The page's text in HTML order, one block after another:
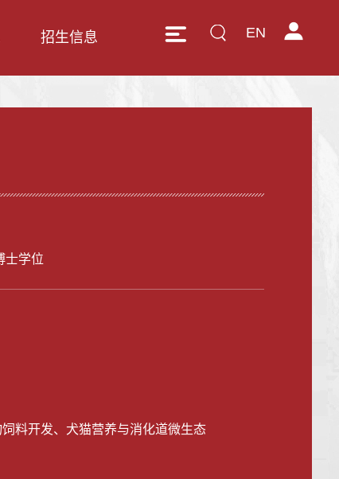
EN
招生信息
士学位
料开发、犬猫营养与消化道微生态